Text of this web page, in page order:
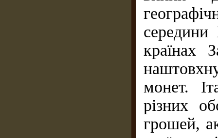
середини
країнах
монет.
різних
грошей,